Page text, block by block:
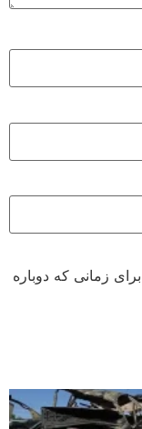
زمانی که دوباره